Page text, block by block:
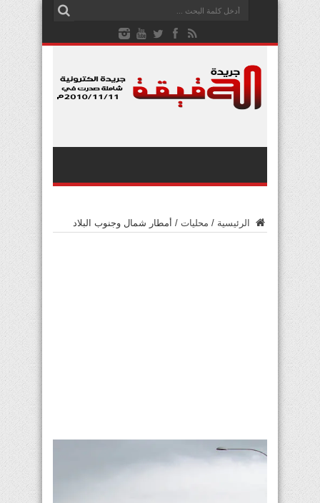
الرئيسية / محليات / أمطار شمال وجنوب البلاد